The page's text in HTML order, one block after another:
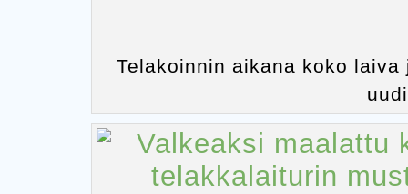
Telakoinnin aikana koko